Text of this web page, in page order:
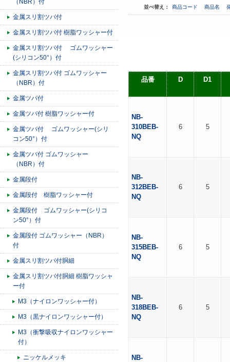
（NBR）付
金属スリ割ツバ付
金属スリ割ツバ付 樹脂ワッシャー付
金属スリ割ツバ付 ゴムワッシャー
(シリコン50°）付
金属スリ割ツバ付 ゴムワッシャー
（NBR）付
金属ツバ付
金属ツバ付 樹脂ワッシャー付
金属ツバ付 ゴムワッシャー(シリ
コン50°）付
金属ツバ付 ゴムワッシャー
（NBR）付
金属段付
金属段付 樹脂ワッシャー付
金属段付 ゴムワッシャー(シリコ
ン50°）付
金属段付 ゴムワッシャー（NBR）
付
金属スリ割ツバ付胴細
金属スリ割ツバ付胴細 樹脂ワッシャ
ー付
M3（ナイロンワッシャー付）
M3（黒ナイロンワッシャー付）
M3（衝撃吸収ナイロンワッシャー
付）
ニッケルメッキ
並べ替え： 商品コード 商品名
品番 D D1
NB-
310BEB-
NQ
6 5
NB-
312BEB-
NQ
6 5
NB-
315BEB-
NQ
6 5
NB-
318BEB-
NQ
6 5
NB-